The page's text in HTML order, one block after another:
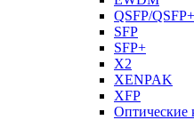
QSFP/QSFP+
SFP
SFP+
X2
XENPAK
XFP
Оптические